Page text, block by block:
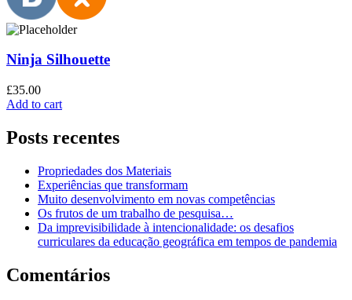
Ninja Silhouette
£35.00
Add to cart
Posts recentes
Propriedades dos Materiais
Experiências que transformam
Muito desenvolvimento em novas competências
Os frutos de um trabalho de pesquisa…
Da imprevisibilidade à intencionalidade: os desafios
curriculares da educação geográfica em tempos de pandemia
Comentários